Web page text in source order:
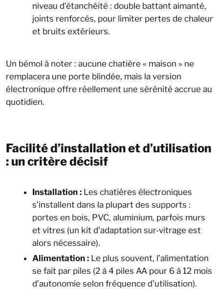
niveau d’étanchéité : double battant aimanté,
joints renforcés, pour limiter pertes de chaleur
et bruits extérieurs.
Un bémol à noter : aucune chatière « maison » ne
remplacera une porte blindée, mais la version
électronique offre réellement une sérénité accrue au
quotidien.
Facilité d’installation et d’utilisation
: un critère décisif
Installation : Les chatières électroniques
s’installent dans la plupart des supports :
portes en bois, PVC, aluminium, parfois murs
et vitres (un kit d’adaptation sur-vitrage est
alors nécessaire).
Alimentation : Le plus souvent, l’alimentation
se fait par piles (2 à 4 piles AA pour 6 à 12 mois
d’autonomie selon fréquence d’utilisation).